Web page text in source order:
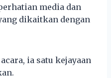
media dan
dikaitkan dengan
ia satu kejayaan